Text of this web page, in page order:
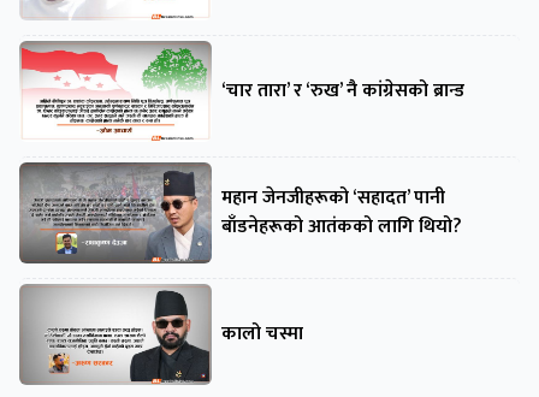
‘चार तारा’ र ‘रुख’ नै कांग्रेसको ब्रान्ड
महान जेनजीहरूको ‘सहादत’ पानी
बाँडनेहरूको आतंकको लागि थियो?
कालो चस्मा